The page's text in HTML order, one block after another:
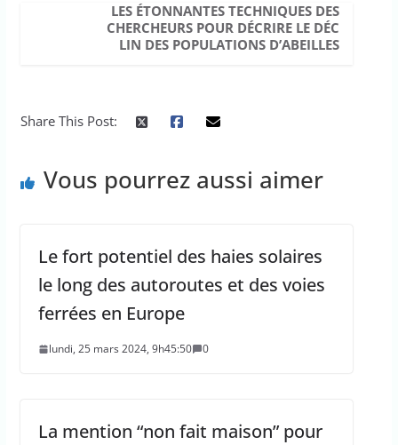
LES ÉTONNANTES TECHNIQUES DES
CHERCHEURS POUR DÉCRIRE LE DÉC
LIN DES POPULATIONS D’ABEILLES
Share This Post:
Vous pourrez aussi aimer
Le fort potentiel des haies solaires
le long des autoroutes et des voies
ferrées en Europe
lundi, 25 mars 2024, 9h45:50 0
La mention “non fait maison” pour